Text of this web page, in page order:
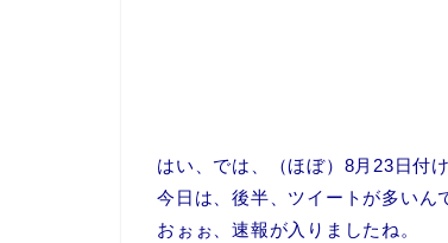
はい、では、（ほぼ）8月23日付
今日は、後半、ツイートが多い
おぉぉ、速報が入りましたね。